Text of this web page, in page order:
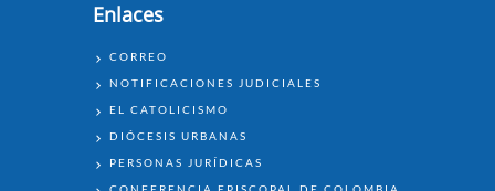
Enlaces
ENLACES
CORREO
NOTIFICACIONES JUDICIALES
EL CATOLICISMO
DIÓCESIS URBANAS
PERSONAS JURÍDICAS